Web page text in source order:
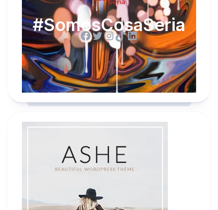
#SomosCosaSeria
Facebook
Twitter
Instagram
TikTok
LinkedIn